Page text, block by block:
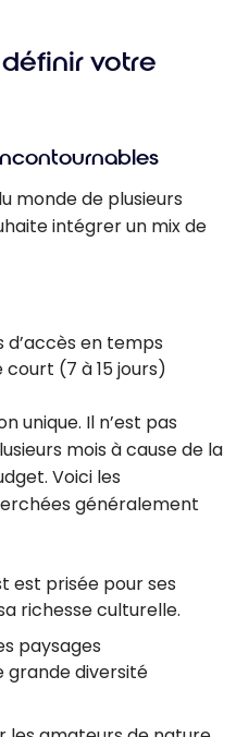
votre
monde de plusieurs
intégrer un mix de
en temps
(7 à 15 jours)
unique. Il n’est pas
mois à cause de la
Voici les
généralement
est prisée pour ses
richesse culturelle.
paysages
grande diversité